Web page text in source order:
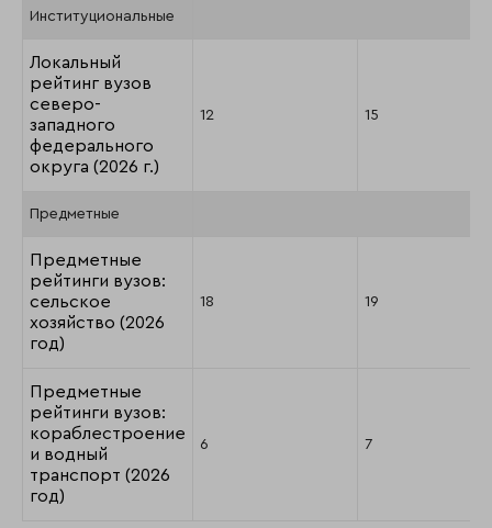
Институциональные
Локальный
рейтинг вузов
северо-
западного
федерального
округа (2026 г.)
12 15
Предметные
Предметные
рейтинги вузов:
сельское
хозяйство (2026
год)
18 19
Предметные
рейтинги вузов:
кораблестроение
и водный
транспорт (2026
год)
6 7